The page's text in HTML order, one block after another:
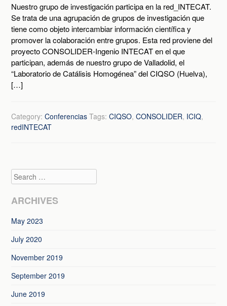
Nuestro grupo de investigación participa en la red_INTECAT.
Se trata de una agrupación de grupos de investigación que
tiene como objeto intercambiar información científica y
promover la colaboración entre grupos. Esta red proviene del
proyecto CONSOLIDER-Ingenio INTECAT en el que
participan, además de nuestro grupo de Valladolid, el
“Laboratorio de Catálisis Homogénea” del CIQSO (Huelva),
[…]
Category:Conferencias Tags:CIQSO,CONSOLIDER, ICIQ,
redINTECAT
Search
ARCHIVES
May 2023
July 2020
November 2019
September 2019
June 2019